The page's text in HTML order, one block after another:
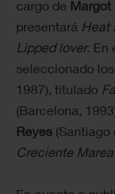
cargo de Margot
presentará Heat
Lipped lover. En
seleccionado
1987), titulado
(Barcelona,
Reyes (Santiago
Creciente